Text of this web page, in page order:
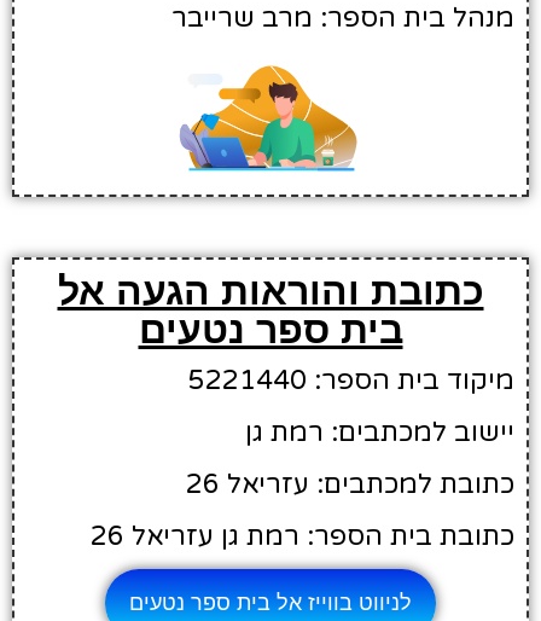
מנהל בית הספר: מרב שרייבר
כתובת והוראות הגעה אל
בית ספר נטעים
מיקוד בית הספר: 5221440
יישוב למכתבים: רמת גן
כתובת למכתבים: עזריאל 26
כתובת בית הספר: רמת גן עזריאל 26
לניווט בווייז אל בית ספר נטעים